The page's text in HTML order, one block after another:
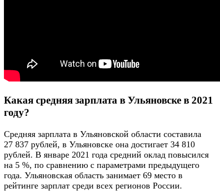
Какая средняя зарплата в Ульяновске в 2021
году?
Средняя зарплата в Ульяновской области составила
27 837 рублей, в Ульяновске она достигает 34 810
рублей. В январе 2021 года средний оклад повысился
на 5 %, по сравнению с параметрами предыдущего
года. Ульяновская область занимает 69 место в
рейтинге зарплат среди всех регионов России.